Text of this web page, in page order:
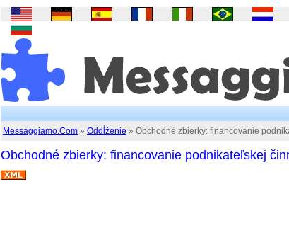
Messaggiamo.Com » Oddĺženie » Obchodné zbierky: financovanie
Obchodné zbierky: financovanie podnikateľskej